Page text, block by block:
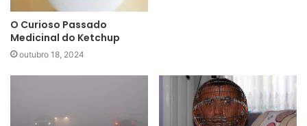
O Curioso Passado
Medicinal do Ketchup
outubro 18, 2024